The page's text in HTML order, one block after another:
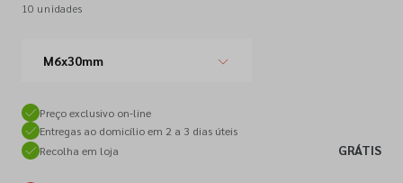
10 unidades
M6x30mm
Preço exclusivo on-line
Entregas ao domicílio em 2 a 3 dias úteis
Recolha em loja
GRÁTIS